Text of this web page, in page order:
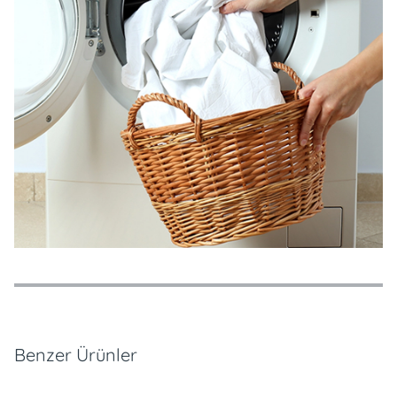
Özellikler
Ödeme Seçenekleri
Teslimat ve İade Koşulları
Benzer Ürünler